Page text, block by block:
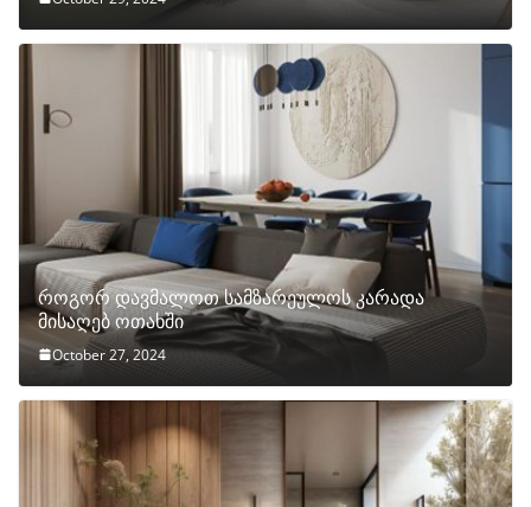
როგორ დავმალოთ სამზარეულოს კარადა
მისაღებ ოთახში
October 27, 2024